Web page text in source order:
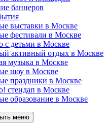
баннеров
выставки в Москве
фестивали в Москве
с детьми в Москве
активный отдых в Москве
музыка в Москве
шоу в Москве
праздники в Москве
стендап в Москве
образование в Москве
меню